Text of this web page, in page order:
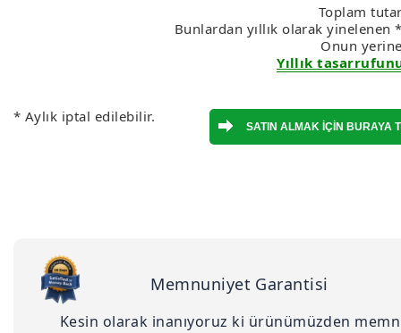
Toplam
Bunlardan yıllık olarak yinelenen
Onun
Yıllık
* Aylık iptal edilebilir.
Memnuniyet Garantisi
Kesin olarak inanıyoruz ki ürünümüzden